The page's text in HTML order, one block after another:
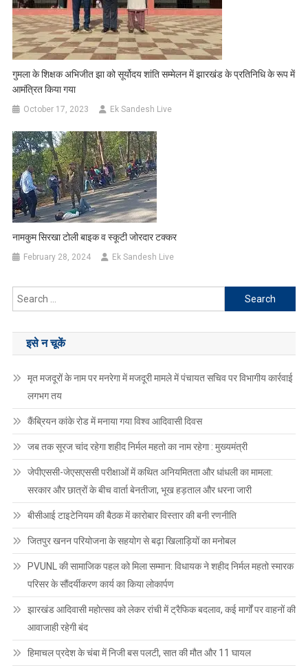
गुमला के शिक्षक अभिजीत झा को सूर्योदय शांति सम्मेलन में झारखंड के प्रतिनिधि के रूप में
आमंत्रित किया गया
October 17, 2023 Ek Sandesh Live
नामकुम सिरखा टोली बाइक व स्कूटी जोरदार टक्कर
February 28, 2024 Ek Sandesh Live
Search
for:
इसे न चूकें
मृत मजदूरों के नाम पर मनरेगा में मजदूरी मामले में पंचायत सचिव पर विभागीय कार्रवाई
लगभग तय
कैंब्रियन कांके रोड में मनाया गया विश्व आदिवासी दिवस
जब तक सूरज चांद रहेगा शहीद निर्मल महतो का नाम रहेगा : मुख्यमंत्री
जेपीएससी-जेएसएससी परीक्षाओं में कथित अनियमितता और धांधली का मामला:
सरकार और छात्रों के बीच वार्ता बेनतीजा, भूख हड़ताल और धरना जारी
बीसीआई टाइटेनियम की बैठक में कारोबार विस्तार की बनी रणनीति
जितपुर खनन परियोजना के सहयोग से बढ़ा खिलाड़ियों का मनोबल
PVUNL की सामाजिक पहल को मिला सम्मान: विधायक ने शहीद निर्मल महतो स्मारक
परिसर के सौंदर्यीकरण कार्य का किया लोकार्पण
झारखंड आदिवासी महोत्सव को लेकर रांची में ट्रैफिक बदलाव, कई मार्गों पर वाहनों की
आवाजाही रहेगी बंद
हिमाचल प्रदेश के चंबा में निजी बस पलटी, सात की मौत और 11 घायल